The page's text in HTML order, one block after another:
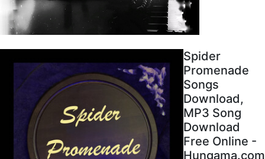
Spider
Promenade
Songs
Download,
MP3 Song
Download
Free Online -
Hungama.com